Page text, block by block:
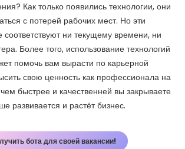
Как только появились технологии, они
с потерей рабочих мест. Но эти
соответствуют ни текущему времени, ни
Более того, использование технологий
помочь вам вырасти по карьерной
свою ценность как профессионала на
быстрее и качественней вы закрываете
развивается и растёт бизнес.
бота для своей вакансии!